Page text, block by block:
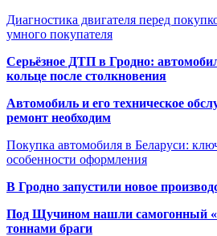
Диагностика двигателя перед
умного покупателя
Серьёзное ДТП в Гродно:
кольце после столкновения
Автомобиль и его техническое
ремонт необходим
Покупка автомобиля в Беларуси:
особенности оформления
В Гродно запустили новое
Под Щучином нашли самогонный
тоннами браги